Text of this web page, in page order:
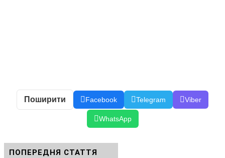
Поширити Facebook Telegram Viber
WhatsApp
ПОПЕРЕДНЯ СТАТТЯ